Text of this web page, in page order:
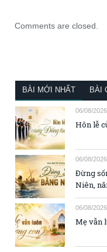
Comments are closed.
BÀI MỚI NHẤT BÀI
06/08/2026
Hôn lễ
06/08/2026
Đừng
Niên,
06/08/2026
Mẹ vẫn